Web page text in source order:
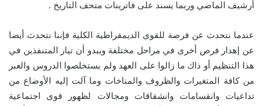
أرشيف الماضي وربما يسند على فاترينات متحف التاريخ .
عندما نتحدث عن فرصة للقوى الديمقراطية الكلية فإننا نتحدث أيضا
عن إهدار فرص أخرى في مراحل مختلفة ويبدو أن تيار المتنفذين في
هذا التنظيم أو ذاك ما زالوا على العهد ولم يستخلصوا الدروس والعبر
من كافة المتغيرات والظروف والمناخات وما آلت إليه الأوضاع من
تداعيات وانقسامات وانشقاقات ومجالات لظهور قوى اجتماعية